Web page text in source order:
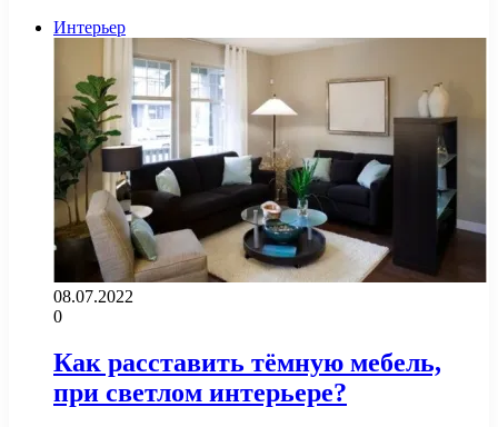
Интерьер
08.07.2022
0
Как расставить тёмную мебель,
при светлом интерьере?